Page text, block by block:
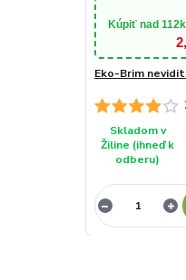
Kúpiť nad
Eko-Brim
Skladom v
Žiline (ihneď k
odberu)